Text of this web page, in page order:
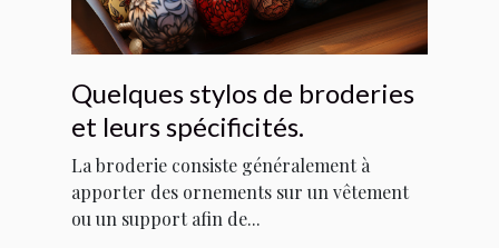
Quelques stylos de broderies
et leurs spécificités.
La broderie consiste généralement à
apporter des ornements sur un vêtement
ou un support afin de...